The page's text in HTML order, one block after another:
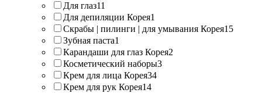
Для глаз11
Для депиляции Корея1
Скрабы | пилинги | для умывания Корея15
Зубная паста1
Карандаши для глаз Корея2
Косметический наборы3
Крем для лица Корея34
Крем для рук Корея14